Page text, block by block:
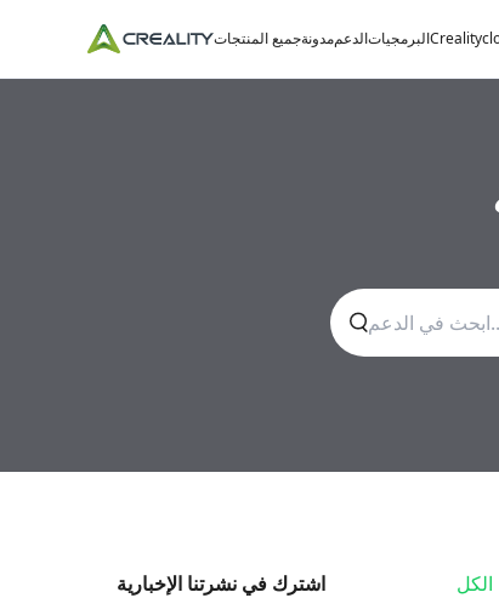
جميع المنتجاتمدونةالدعمالبرمجيات
اشترك في نشرتنا الإخبارية الكل